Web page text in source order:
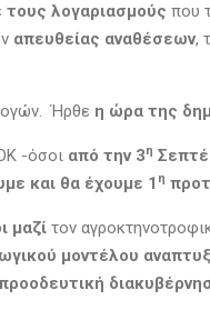
λογαριασμούς που
απευθείας αναθέσεων,
Ήρθε η ώρα της
-όσοι από την 3η
και θα έχουμε 1 η
μαζί τον
μοντέλου